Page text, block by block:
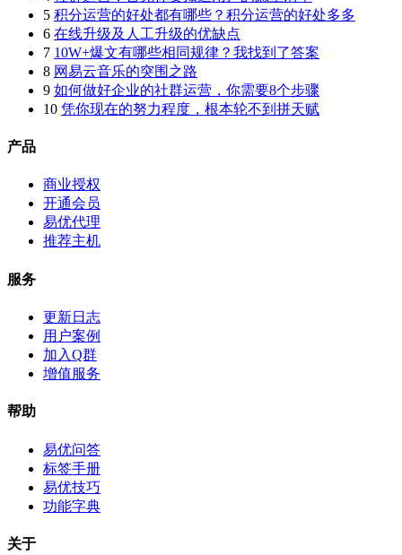
5 积分运营的好处都有哪些？积分运营的好处多多
6 在线升级及人工升级的优缺点
7 10W+爆文有哪些相同规律？我找到了答案
8 网易云音乐的突围之路
9 如何做好企业的社群运营，你需要8个步骤
10 凭你现在的努力程度，根本轮不到拼天赋
产品
商业授权
开通会员
易优代理
推荐主机
服务
更新日志
用户案例
加入Q群
增值服务
帮助
易优问答
标签手册
易优技巧
功能字典
关于